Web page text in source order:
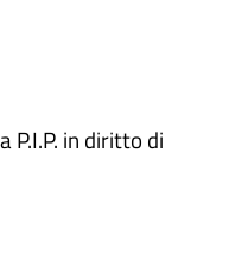
P.I.P. in diritto di